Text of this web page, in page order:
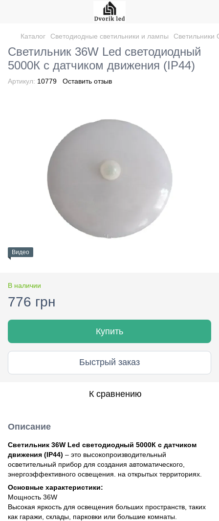
Каталог Светодиодные светильники и лампы Светильники
Светильник 36W Led светодиодный
5000К с датчиком движения (IP44)
Артикул: 10779 Оставить отзыв
Видео
В наличии
776 грн
Купить
Быстрый заказ
К сравнению
Описание
Светильник 36W Led светодиодный 5000К с датчиком
движения (IP44) – это высокопроизводительный
осветительный прибор для создания автоматического,
энергоэффективного освещения. на открытых территориях.
Основные характеристики:
Мощность 36W
Высокая яркость для освещения больших пространств, таких
как гаражи, склады, парковки или большие комнаты.